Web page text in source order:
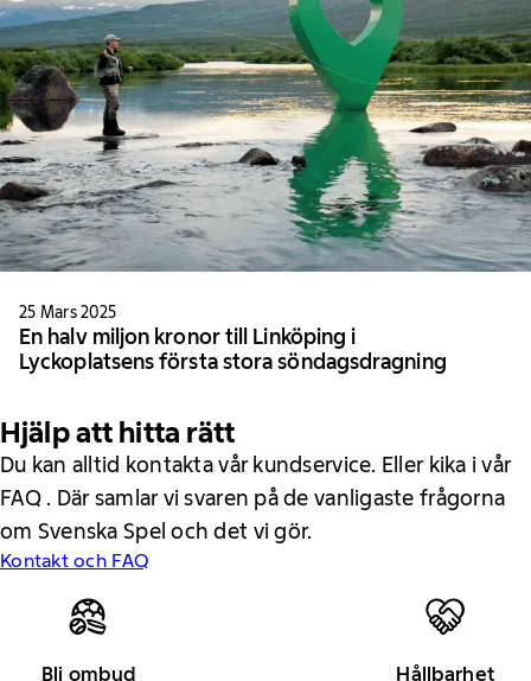
25 Mars 2025
En halv miljon kronor till Linköping i
Lyckoplatsens första stora söndagsdragning
Hjälp att hitta rätt
Du kan alltid kontakta vår kundservice. Eller kika i vår
FAQ . Där samlar vi svaren på de vanligaste frågorna
om Svenska Spel och det vi gör.
Kontakt och FAQ
Bli ombud Hållbarhet